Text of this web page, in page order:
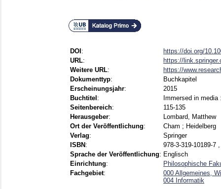
DOI :
https://doi.org/
URL:
https://
Weitere URL:
https://
Dokumenttyp:
Buchkapitel
Erscheinungsjahr:
2015
Buchtitel :
Immersed in
Seitenbereich:
115-135
Herausgeber:
Lombard, Matthew
Ort der Veröffentlichung:
Cham ; Heidelberg
Verlag:
Springer
ISBN :
978-3-319-10189-7
Sprache der Veröffentlichung: Englisch
Einrichtung:
Philosophische
Fachgebiet:
000 Allgemeines,
004 Informatik